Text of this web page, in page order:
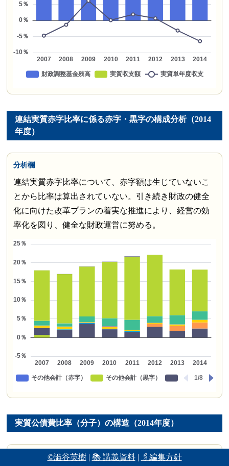
©澁谷英樹| 📚 講義資料| 🖇編集方針
連結実質赤字比率に係る赤字・黒字の構成分析（2014
年度）
分析欄
連結実質赤字比率について、赤字額は生じていないこ
とから比率は算出されていない。引き続き財政の健全
化に向けた改革プランの着実な推進により、経営の効
率化を図り、健全な財政運営に努める。
実質公債費比率（分子）の構造（2014年度）